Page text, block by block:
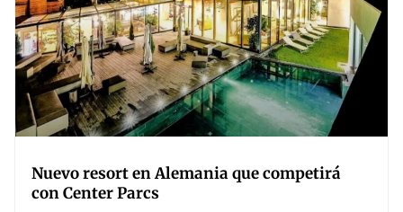
Nuevo resort en Alemania que competirá
con Center Parcs